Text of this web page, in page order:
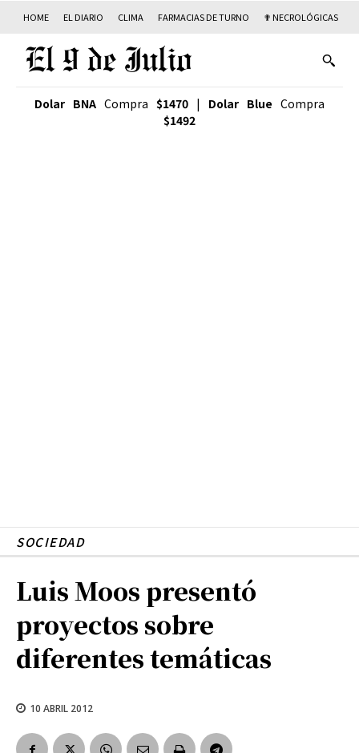
HOME EL DIARIO CLIMA FARMACIAS DE TURNO ✟ NECROLÓGICAS
Dolar BNA Compra $1470 | Dolar Blue Compra
$1492
SOCIEDAD
Luis Moos presentó
proyectos sobre
diferentes temáticas
10 ABRIL 2012